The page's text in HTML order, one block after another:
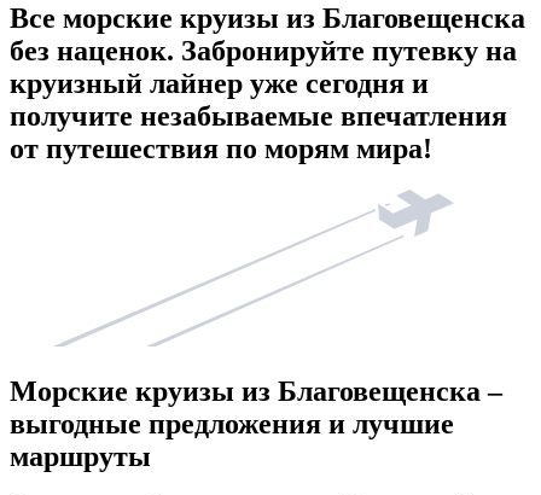
Все морские круизы из Благовещенска
без наценок. Забронируйте путевку на
круизный лайнер уже сегодня и
получите незабываемые впечатления
от путешествия по морям мира!
Морские круизы из Благовещенска –
выгодные предложения и лучшие
маршруты